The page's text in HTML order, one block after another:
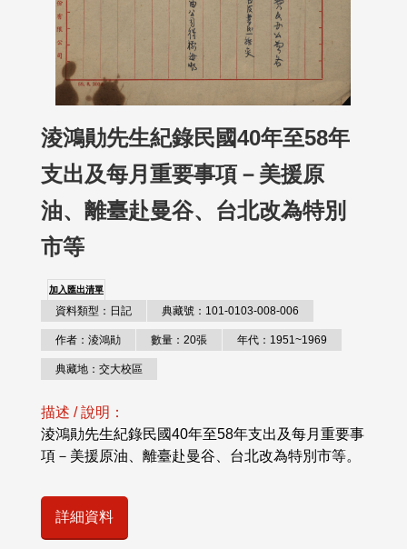
淩鴻勛先生紀錄民國40年至58年
支出及每月重要事項－美援原
油、離臺赴曼谷、台北改為特別
市等
加入匯出清單
資料類型：日記 典藏號：101-0103-008-006
作者：淩鴻勛 數量：20張 年代：1951~1969
典藏地：交大校區
描述 / 說明：
淩鴻勛先生紀錄民國40年至58年支出及每月重要事
項－美援原油、離臺赴曼谷、台北改為特別市等。
詳細資料